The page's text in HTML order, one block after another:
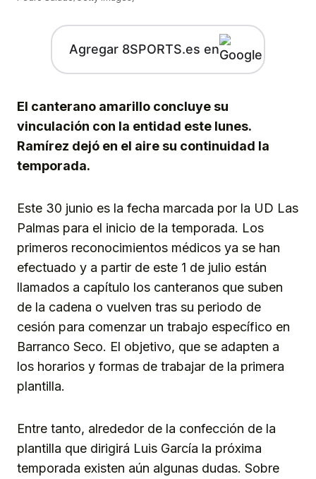
Agregar 8SPORTS.es en
El canterano amarillo concluye su
vinculación con la entidad este lunes.
Ramírez dejó en el aire su continuidad la
temporada.
Este 30 junio es la fecha marcada por la UD Las
Palmas para el inicio de la temporada. Los
primeros reconocimientos médicos ya se han
efectuado y a partir de este 1 de julio están
llamados a capítulo los canteranos que suben
de la cadena o vuelven tras su periodo de
cesión para comenzar un trabajo específico en
Barranco Seco. El objetivo, que se adapten a
los horarios y formas de trabajar de la primera
plantilla.
Entre tanto, alrededor de la confección de la
plantilla que dirigirá Luis García la próxima
temporada existen aún algunas dudas. Sobre